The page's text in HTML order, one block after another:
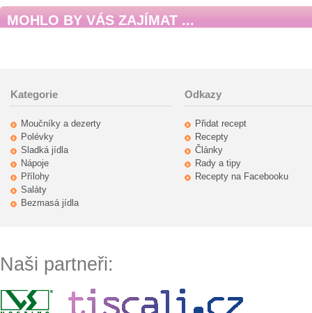
MOHLO BY VÁS ZAJÍMAT ...
Kategorie
Moučníky a dezerty
Polévky
Sladká jídla
Nápoje
Přílohy
Saláty
Bezmasá jídla
Odkazy
Přidat recept
Recepty
Články
Rady a tipy
Recepty na Facebooku
Naši partneři: